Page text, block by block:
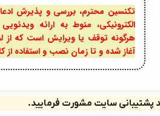
تکنسین محترم، بررسی و پذیرش
الکترونیکی، منوط به ارائه
هرگونه توقف یا ویرایش است که از
آغاز شده و تا زمان نصب و استفاده از
پشتیبانی سایت مشورت فرمایید.